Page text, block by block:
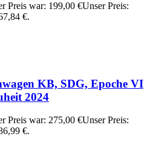
Preis war: 199,00 €Unser Preis:
€.
KB, SDG, Epoche VI
2024
Preis war: 275,00 €Unser Preis:
€.